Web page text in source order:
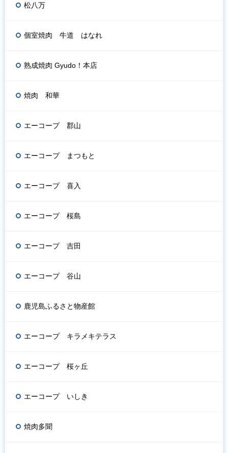
松八万
個室焼肉 牛道 はなれ
熟成焼肉 Gyudo！本店
焼肉 和華
エーコープ 郡山
エーコープ まつもと
エーコープ 喜入
エーコープ 桜島
エーコープ 吉田
エーコープ 谷山
鹿児島ふるさと物産館
エーコープ キラメキテラス
エーコープ 桜ヶ丘
エーコープ いしき
焼肉多聞